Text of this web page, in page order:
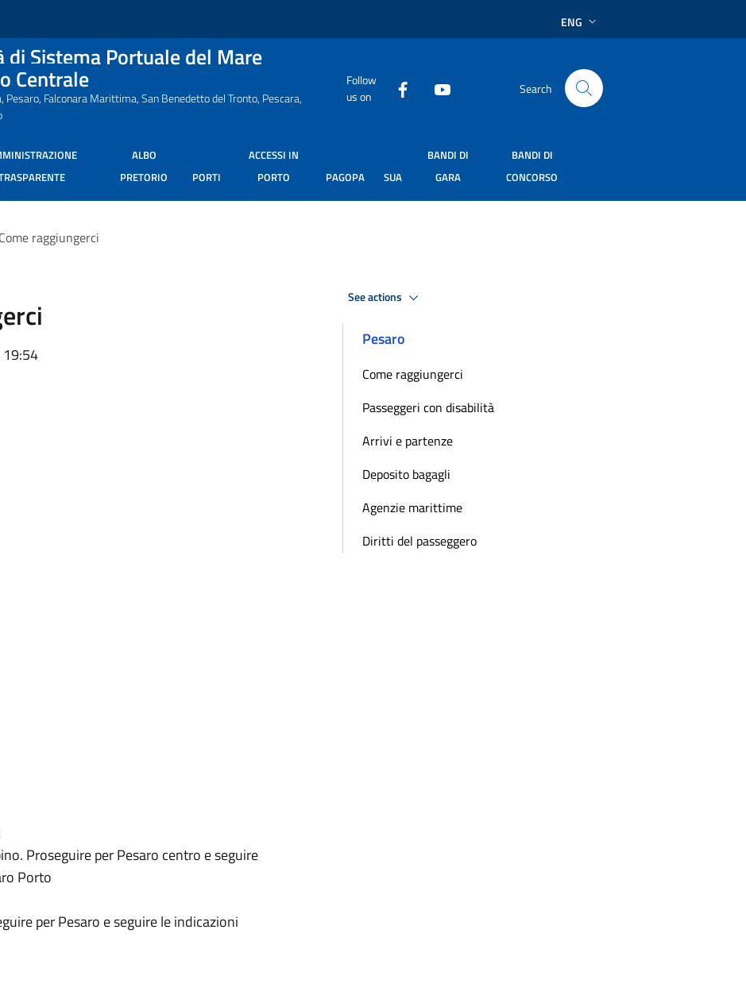
ENG
Sistema Portuale del Mare
Centrale
Pesaro, Falconara Marittima, San Benedetto del Tronto, Pescara,
Follow
us on
Search
ALBO
PRETORIO
PORTI
ACCESSI IN
PORTO
PAGOPA SUA
BANDI DI
GARA
BANDI DI
CONCORSO
Come raggiungerci
19:54
Proseguire per Pesaro centro e seguire
Porto
per Pesaro e seguire le indicazioni
See actions
Pesaro
Come raggiungerci
Passeggeri con disabilità
Arrivi e partenze
Deposito bagagli
Agenzie marittime
Diritti del passeggero